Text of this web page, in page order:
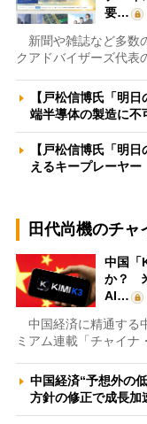
要…
新聞や雑誌など多数
クアドバイザーズ代表
【戸松信博氏「明
端半導体の製造に
【戸松信博氏「明
えるキープレーヤ
田代尚機のチャ
中国「
か？
AI…
中国経済に精通する
ミアム連載「チャイナ
中国経済“予想外の
方針の修正で成長